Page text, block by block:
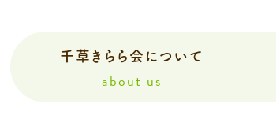
千草きらら会について
about us